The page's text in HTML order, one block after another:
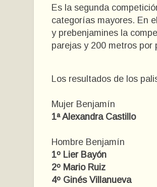
Es la segunda
categorías mayores. En
y prebenjamines la
parejas y 200 metros por
Los resultados de los
Mujer Benjamín
1ª Alexandra Castillo
Hombre Benjamín
1º Lier Bayón
2º Mario Ruiz
4º Ginés Villanueva